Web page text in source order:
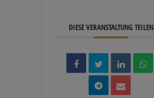
DIESE VERANSTALTUNG TEILEN